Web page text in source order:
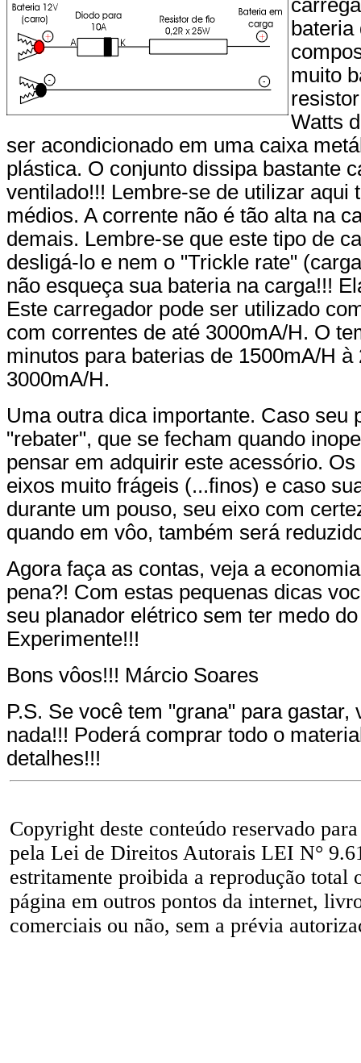
muito
Watts
ser acondicionado em uma caixa
plástica. O conjunto dissipa bastante
ventilado!!! Lembre-se de utilizar aqui
médios. A corrente não é tão alta na
demais. Lembre-se que este tipo de
desligá-lo e nem o "Trickle rate"
não esqueça sua bateria na carga!!!
Este carregador pode ser utilizado
com correntes de até 3000mA/H. O
minutos para baterias de 1500mA/H
3000mA/H.
Uma outra dica importante. Caso seu
"rebater", que se fecham quando
pensar em adquirir este acessório.
eixos muito frágeis (...finos) e caso
durante um pouso, seu eixo com
quando em vôo, também será
Agora faça as contas, veja a
pena?! Com estas pequenas dicas
seu planador elétrico sem ter medo
Experimente!!!
Bons vôos!!! Márcio Soares
P.S. Se você tem "grana" para
nada!!! Poderá comprar todo o
detalhes!!!
Copyright deste conteúdo reservado
pela Lei de Direitos Autorais LEI N°
estritamente proibida a reprodução total
página em outros pontos da internet,
comerciais ou não, sem a prévia